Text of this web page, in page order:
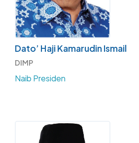
Dato’ Haji Kamarudin Ismail
DIMP
Naib Presiden